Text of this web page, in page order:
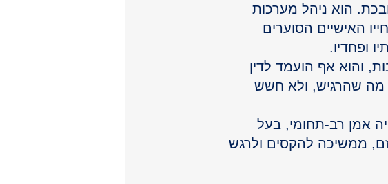
הוא ניהל מערכות
האישיים הסוערים
ופחדיו.
והוא אף הועמד לדין
מה שהרגיש, ולא חשש
אמן רב-תחומי, בעל
ממשיכה להקסים ולרגש